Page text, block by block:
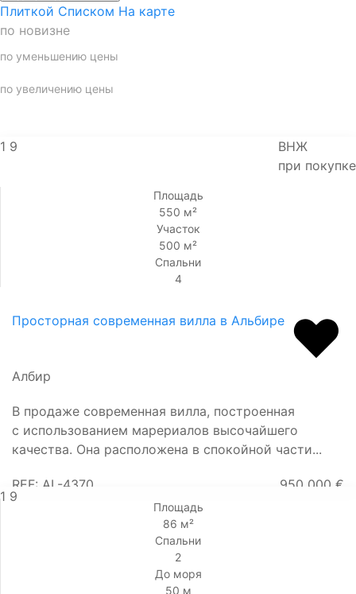
Плиткой Списком На карте
по новизне
по уменьшению цены
по увеличению цены
1 9
ВНЖ
при покупке
Площадь
550 м²
Участок
500 м²
Спальни
4
Просторная современная вилла в Альбире
Албир
В продаже современная вилла, построенная
с использованием марериалов высочайшего
качества. Она расположена в спокойной части...
REF: AL-4370 950 000 €
1 9
Площадь
86 м²
Спальни
2
До моря
50 м